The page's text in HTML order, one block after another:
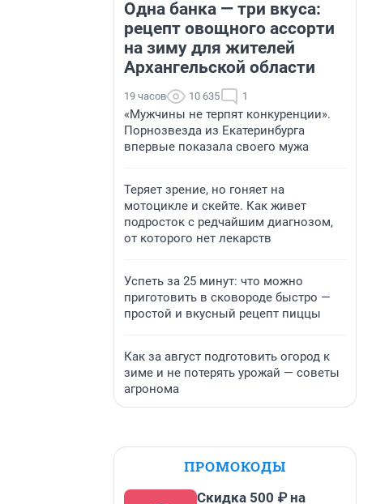
Одна банка — три вкуса:
рецепт овощного ассорти
на зиму для жителей
Архангельской области
19 часов 10 635 1
«Мужчины не терпят конкуренции».
Порнозвезда из Екатеринбурга
впервые показала своего мужа
Теряет зрение, но гоняет на
мотоцикле и скейте. Как живет
подросток с редчайшим диагнозом,
от которого нет лекарств
Успеть за 25 минут: что можно
приготовить в сковороде быстро —
простой и вкусный рецепт пиццы
Как за август подготовить огород к
зиме и не потерять урожай — советы
агронома
ПРОМОКОДЫ
Скидка 500 ₽ на